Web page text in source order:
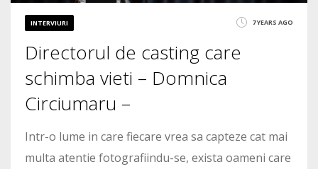
INTERVIURI 7 YEARS AGO
Directorul de casting care
schimba vieti – Domnica
Circiumaru –
Intr-o lume in care fiecare vrea sa capteze cat mai
multa atentie fotografiindu-se, exista oameni care